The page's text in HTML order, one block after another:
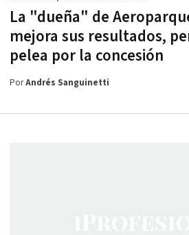
La "dueña" de
mejora sus resultados,
pelea por la concesión
PorAndrés Sanguinetti